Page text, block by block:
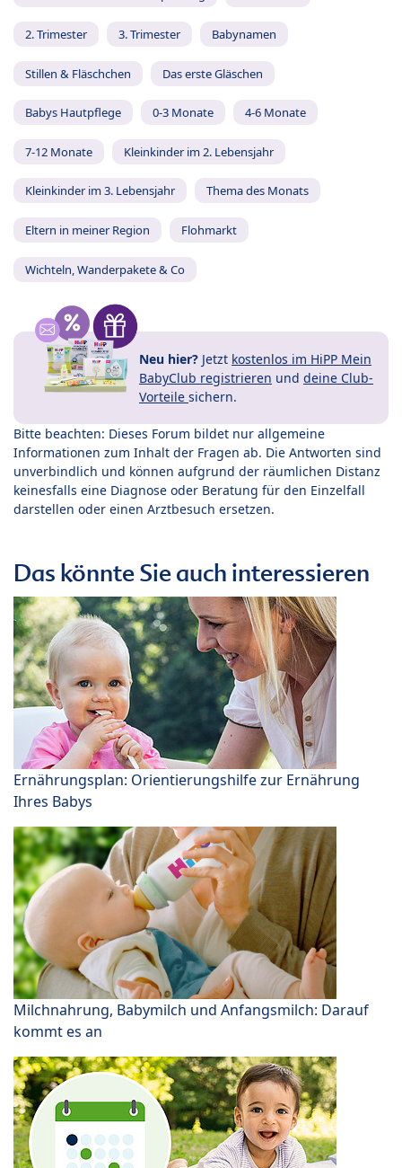
2. Trimester 3. Trimester Babynamen
Stillen & Fläschchen Das erste Gläschen
Babys Hautpflege 0-3 Monate 4-6 Monate
7-12 Monate Kleinkinder im 2. Lebensjahr
Kleinkinder im 3. Lebensjahr Thema des Monats
Eltern in meiner Region Flohmarkt
Wichteln, Wanderpakete & Co
Neu hier? Jetzt kostenlos im HiPP Mein
BabyClub registrieren und deine Club-
Vorteile sichern.
Bitte beachten: Dieses Forum bildet nur allgemeine
Informationen zum Inhalt der Fragen ab. Die Antworten sind
unverbindlich und können aufgrund der räumlichen Distanz
keinesfalls eine Diagnose oder Beratung für den Einzelfall
darstellen oder einen Arztbesuch ersetzen.
Das könnte Sie auch interessieren
Ernährungsplan: Orientierungshilfe zur Ernährung
Ihres Babys
Milchnahrung, Babymilch und Anfangsmilch: Darauf
kommt es an